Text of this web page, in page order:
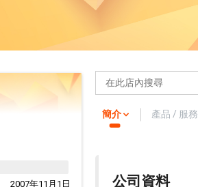
2007年11月1日
簡介 產品 / 服務
公司資料